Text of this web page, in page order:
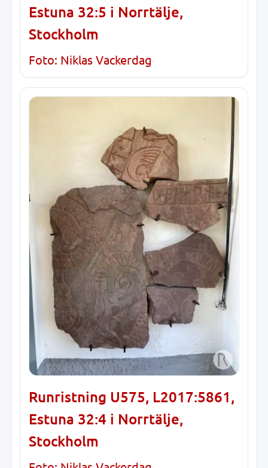
Estuna 32:5 i Norrtälje,
Stockholm
Foto: Niklas Vackerdag
Runristning U575, L2017:5861,
Estuna 32:4 i Norrtälje,
Stockholm